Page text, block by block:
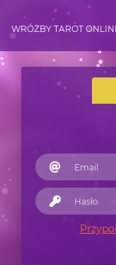
WRÓŻBY TAROT